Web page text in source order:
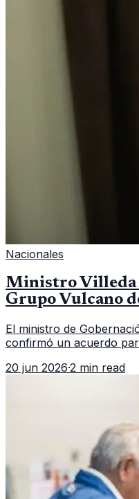
Nacionales
Ministro Villeda
Grupo Vulcano
El ministro de
confirmó un acuerdo
fallido con la
20 jun 2026·2 min read